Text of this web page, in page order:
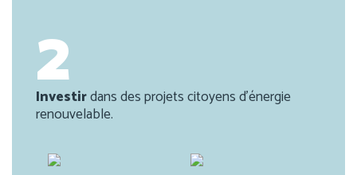
2
Investirdans des projets citoyens d’énergie
renouvelable.